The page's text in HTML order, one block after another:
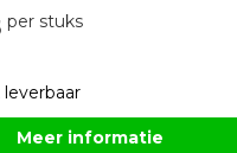
per stuks
Meer informatie